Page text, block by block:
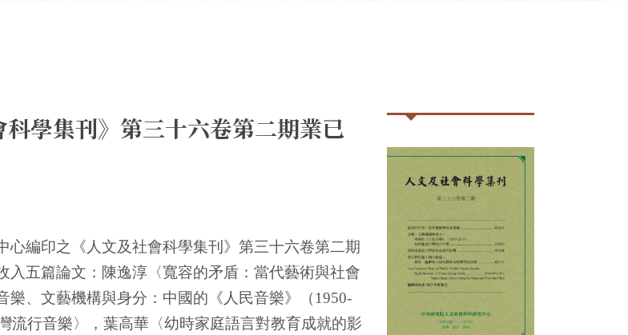
科學集刊》第三十六卷第二期業已
心編印之《人文及社會科學集刊》第三十六卷第二期
入五篇論文：陳逸淳〈寬容的矛盾：當代藝術與社會
樂、文藝機構與身分：中國的《人民音樂》（1950-
流行音樂〉，葉高華〈幼時家庭語言對教育成就的影